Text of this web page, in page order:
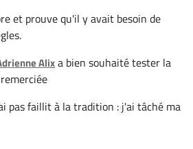
et prouve qu'il y avait besoin de
Alixa bien souhaité tester la
pas faillit à la tradition : j'ai tâché ma